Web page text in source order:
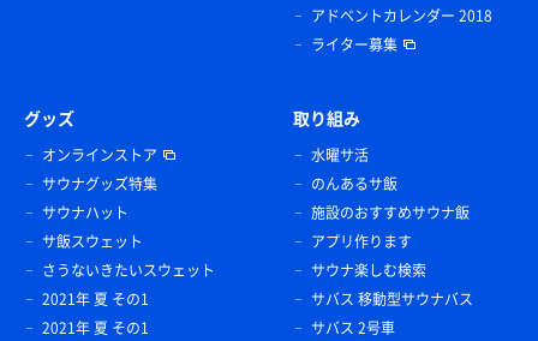
アドベントカレンダー 2018
ライター募集
グッズ
オンラインストア
サウナグッズ特集
サウナハット
サ飯スウェット
さうないきたいスウェット
2021年 夏 その1
2021年 夏 その1
取り組み
水曜サ活
のんあるサ飯
施設のおすすめサウナ飯
アプリ作ります
サウナ楽しむ検索
サバス 移動型サウナバス
サバス 2号車